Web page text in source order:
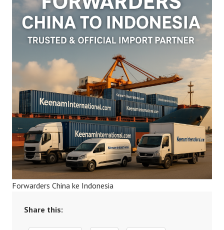
Forwarders China ke Indonesia
Share this: